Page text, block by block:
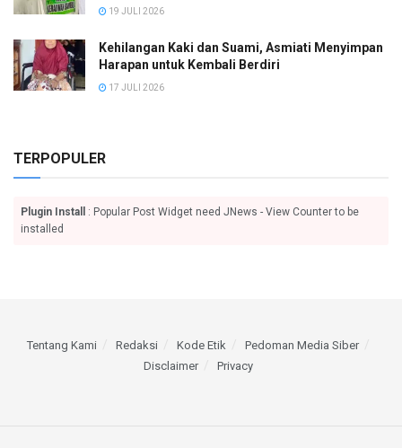
19 JULI 2026
Kehilangan Kaki dan Suami, Asmiati Menyimpan
Harapan untuk Kembali Berdiri
17 JULI 2026
TERPOPULER
Plugin Install
: Popular Post Widget need JNews - View Counter to be
installed
Tentang Kami Redaksi Kode Etik
Pedoman Media Siber
Disclaimer
Privacy